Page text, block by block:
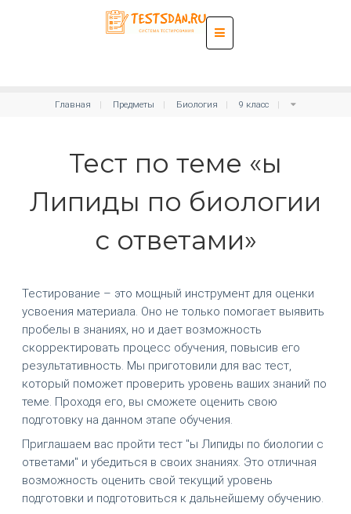
Главная Предметы Биология 9 класс
Тест по теме «ы
Липиды по биологии
с ответами»
Тестирование – это мощный инструмент для оценки
усвоения материала. Оно не только помогает выявить
пробелы в знаниях, но и дает возможность
скорректировать процесс обучения, повысив его
результативность. Мы приготовили для вас тест,
который поможет проверить уровень ваших знаний по
теме. Проходя его, вы сможете оценить свою
подготовку на данном этапе обучения.
Приглашаем вас пройти тест "ы Липиды по биологии с
ответами" и убедиться в своих знаниях. Это отличная
возможность оценить свой текущий уровень
подготовки и подготовиться к дальнейшему обучению.